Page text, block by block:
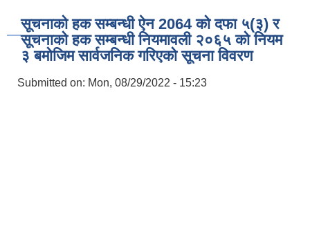
सूचनाको हक सम्बन्धी ऐन 2064 को दफा ५(३) र
सूचनाको हक सम्बन्धी नियमावली २०६५ को नियम
३ बमोजिम सार्वजनिक गरिएको सूचना विवरण
Submitted on: Mon, 08/29/2022 - 15:23